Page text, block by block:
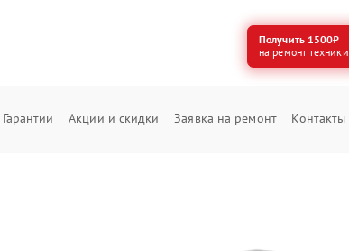
Получить 1500₽
на ремонт техники
Гарантии Акции и скидки Заявка на ремонт Контакты